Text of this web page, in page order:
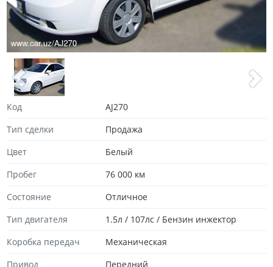
Код
AJ270
Тип сделки
Продажа
Цвет
Белый
Пробег
76 000 км
Состояние
Отличноe
Тип двигателя
1.5л / 107лс / Бензин инжектор
Коробка передач
Механическая
Привод
Передний